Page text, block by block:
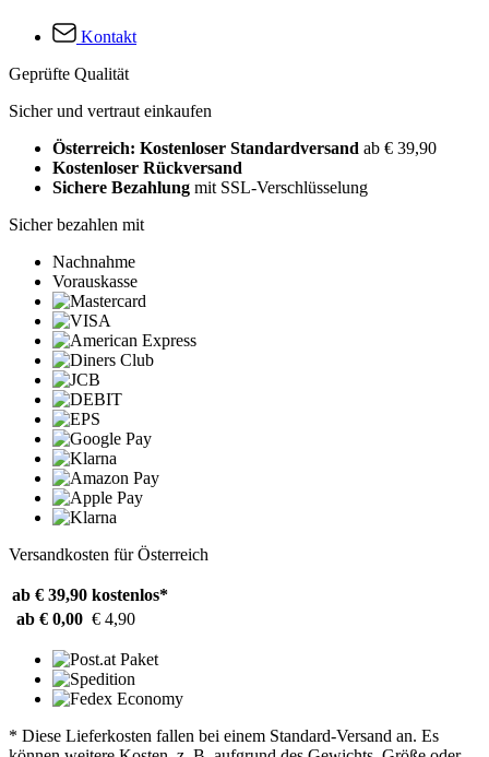
Kontakt
Geprüfte Qualität
Sicher und vertraut einkaufen
Österreich: Kostenloser Standardversand ab € 39,90
Kostenloser Rückversand
Sichere Bezahlung mit SSL-Verschlüsselung
Sicher bezahlen mit
Nachnahme
Vorauskasse
Versandkosten für Österreich
ab € 39,90 kostenlos*
ab € 0,00 € 4,90
* Diese Lieferkosten fallen bei einem Standard-Versand an. Es